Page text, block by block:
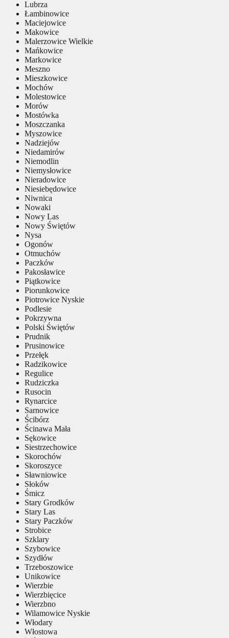
Lubrza
Łambinowice
Maciejowice
Makowice
Malerzowice Wielkie
Mańkowice
Markowice
Meszno
Mieszkowice
Mochów
Molestowice
Morów
Mostówka
Moszczanka
Myszowice
Nadziejów
Niedamirów
Niemodlin
Niemysłowice
Nieradowice
Niesiebędowice
Niwnica
Nowaki
Nowy Las
Nowy Świętów
Nysa
Ogonów
Otmuchów
Paczków
Pakosławice
Piątkowice
Piorunkowice
Piotrowice Nyskie
Podlesie
Pokrzywna
Polski Świętów
Prudnik
Prusinowice
Przełęk
Radzikowice
Regulice
Rudziczka
Rusocin
Rynarcice
Sarnowice
Ścibórz
Ścinawa Mała
Sękowice
Siestrzechowice
Skorochów
Skoroszyce
Sławniowice
Słoków
Śmicz
Stary Grodków
Stary Las
Stary Paczków
Strobice
Szklary
Szybowice
Szydłów
Trzeboszowice
Unikowice
Wierzbie
Wierzbięcice
Wierzbno
Wilamowice Nyskie
Włodary
Włostowa